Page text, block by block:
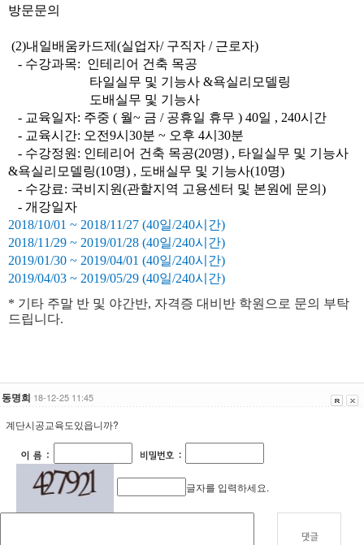
방문문의
(2)내일배움카드제(실업자/ 구직자 / 근로자)
- 수강과목: 인테리어 건축 목공
타일실무 및 기능사 &욕실리모델링
도배실무 및 기능사
- 교육일자: 주중 ( 월~ 금 / 공휴일 휴무 ) 40일 , 240시간
- 교육시간: 오전9시30분 ~ 오후 4시30분
- 수강정원: 인테리어 건축 목공(20명) , 타일실무 및 기능사
&욕실리모델링(10명) , 도배실무 및 기능사(10명)
- 수강료: 국비지원(관할지역 고용센터 및 본원에 문의)
- 개강일자
2018/10/01 ~ 2018/11/27 (40일/240시간)
2018/11/29 ~ 2019/01/28 (40일/240시간)
2019/01/30 ~ 2019/04/01 (40일/240시간)
2019/04/03 ~ 2019/05/29 (40일/240시간)
* 기타 주말 반 및 야간반, 자격증 대비반 학원으로 문의 부탁
드립니다.
동명희 18-12-25 11:45
계단시공교육도있읍니까?
글자를 입력하세요.